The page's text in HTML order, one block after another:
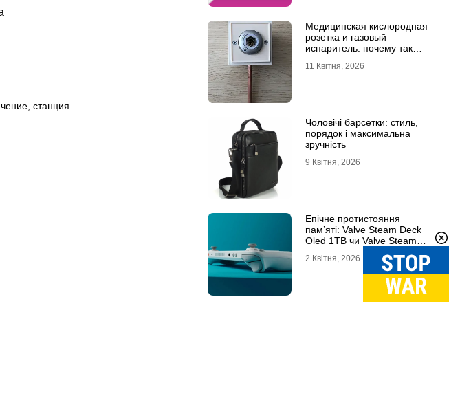
, станция
Медицинская кислородная
розетка и газовый
испаритель: почему так
качественное
11 Квітня, 2026
Чоловічі барсетки: стиль,
порядок і максимальна
зручність
9 Квітня, 2026
Епічне протистояння
пам’яті: Valve Steam Deck
Oled 1TB чи Valve Steam
2 Квітня, 2026